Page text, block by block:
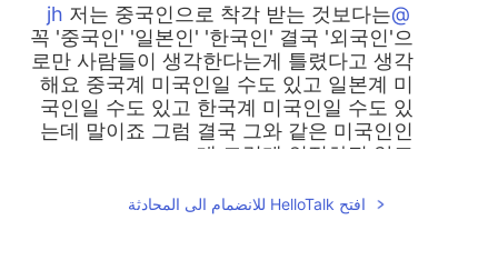
@jh
저는 중국인으로 착각 받는 것보다는
꼭 '중국인' '일본인' '한국인' 결국 '외국인'으
로만 사람들이 생각한다는게 틀렸다고 생각
해요 중국계 미국인일 수도 있고 일본계 미
국인일 수도 있고 한국계 미국인일 수도 있
는데 말이죠 그럼 결국 그와 같은 미국인인
데 그렇게 인정하진 않죠
올리
2019.07.27 13:44 افتح HelloTalk للانضمام الى المحادثة